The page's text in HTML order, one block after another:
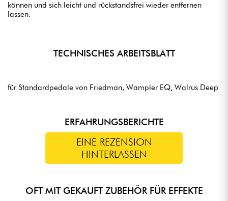
können und sich leicht und rückstandsfrei wieder entfernen
lassen.
TECHNISCHES ARBEITSBLATT
für Standardpedale von Friedman, Wampler EQ, Walrus Deep
ERFAHRUNGSBERICHTE
EINE REZENSION
HINTERLASSEN
OFT MIT GEKAUFT ZUBEHÖR FÜR EFFEKTE